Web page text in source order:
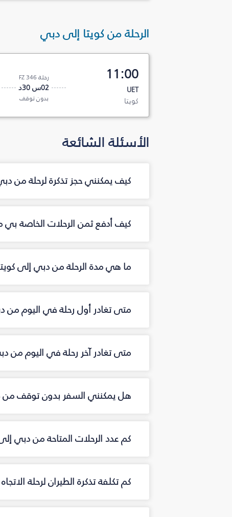
الرحلة من كويتا إلى دبي
11:00
UET
كويتا
رحلة FZ 346
02س 30د
بدون توقف
الأسئلة الشائعة
كيف يمكنني حجز تذكرة لرحلة من
كيف أدفع ثمن الرحلات الخاصة بي
ما هي مدة الرحلة من دبي إلى
متى تغادر أول رحلة في اليوم من
متى تغادر آخر رحلة في اليوم من
هل يمكنني السفر بدون توقف من
كم عدد الرحلات المتاحة من دبي
كم تكلفة تذكرة الطيران لرحلة